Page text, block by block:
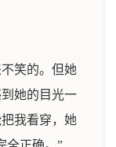
笑的。但她
她的目光一
我看穿，她